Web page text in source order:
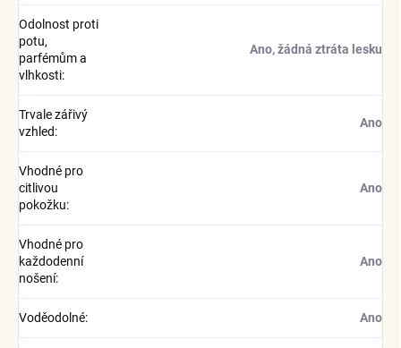
Odolnost proti
potu,
parfémům a
vlhkosti:
Ano, žádná ztráta lesku
Trvale zářivý
vzhled:
Ano
Vhodné pro
citlivou
pokožku:
Ano
Vhodné pro
každodenní
nošení:
Ano
Voděodolné: Ano